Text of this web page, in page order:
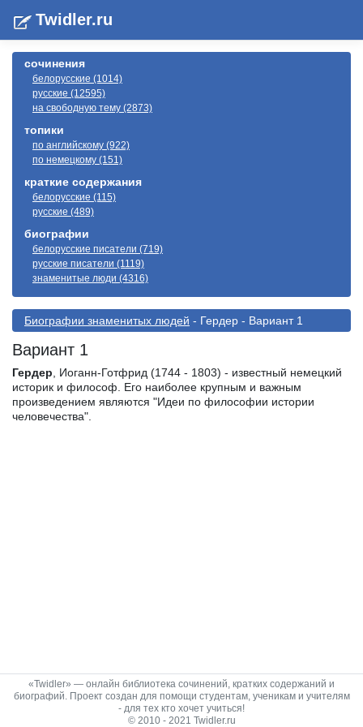
Twidler.ru
сочинения
белорусские (1014)
русские (12595)
на свободную тему (2873)
топики
по английскому (922)
по немецкому (151)
краткие содержания
белорусские (115)
русские (489)
биографии
белорусские писатели (719)
русские писатели (1119)
знаменитые люди (4316)
Биографии знаменитых людей - Гердер - Вариант 1
Вариант 1
Гердер , Иоганн-Готфрид (1744 - 1803) - известный немецкий
историк и философ. Его наиболее крупным и важным
произведением являются "Идеи по философии истории
человечества".
«Twidler» — онлайн библиотека сочинений, кратких содержаний и
биографий. Проект создан для помощи студентам, ученикам и учителям
- для тех кто хочет учиться!
© 2010 - 2021 Twidler.ru